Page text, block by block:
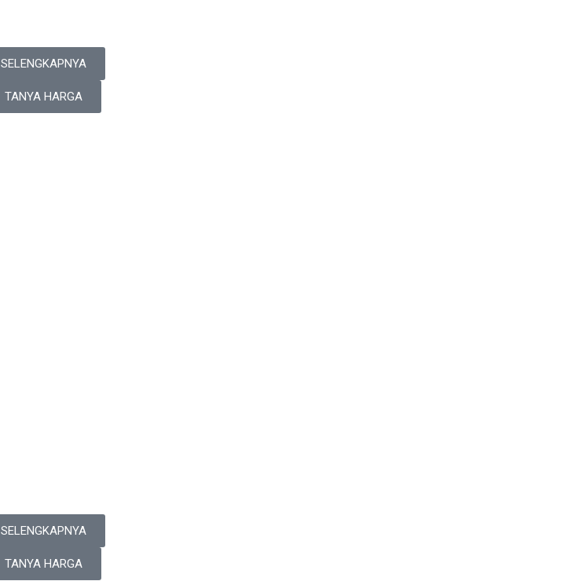
SELENGKAPNYA
TANYA HARGA
SELENGKAPNYA
TANYA HARGA